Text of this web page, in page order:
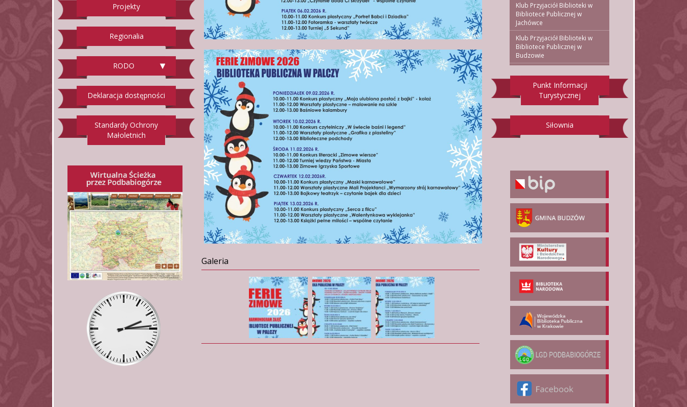
Projekty
Regionalia
RODO
Deklaracja dostępności
Standardy Ochrony
Małoletnich
Galeria
Klub Przyjaciół Biblioteki w
Bibliotece Publicznej w
Jachówce
Klub Przyjaciół Biblioteki w
Bibliotece Publicznej w
Budzowie
Punkt Informacji
Turystycznej
Siłownia